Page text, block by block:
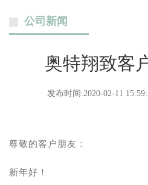
公司新闻
奥特翔致客
发布时间:2020-02-11
尊敬的客户朋友：
新年好！